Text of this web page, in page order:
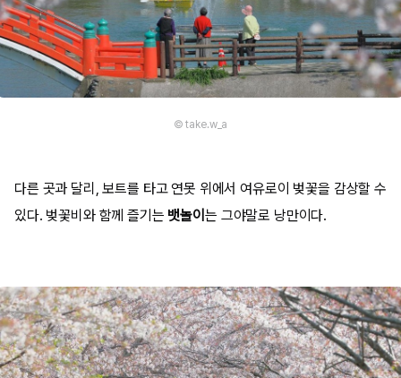
© take.w_a
다른 곳과 달리, 보트를 타고 연못 위에서 여유로이 벚꽃을 감상할 수
있다. 벚꽃비와 함께 즐기는 뱃놀이 는 그야말로 낭만이다.